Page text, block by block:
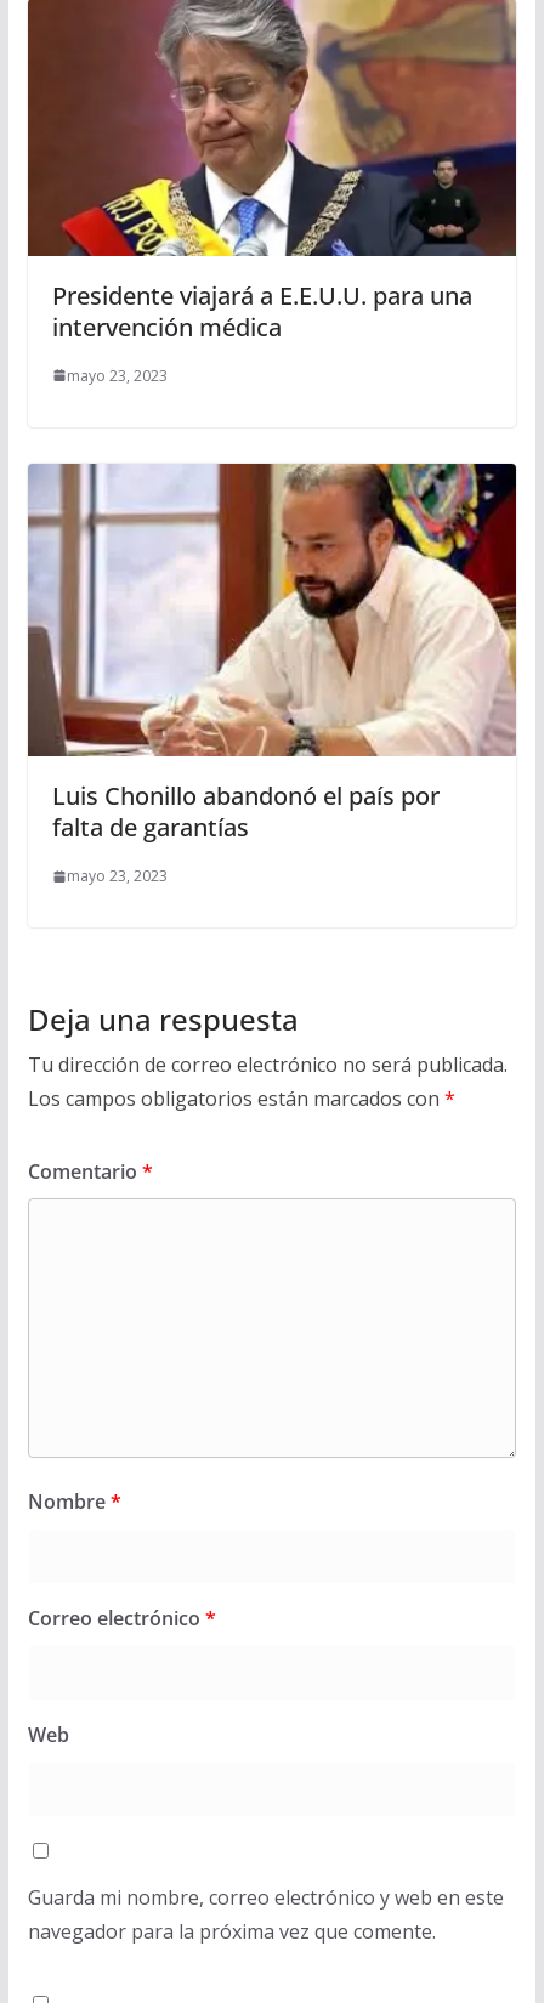
Presidente viajará a E.E.U.U. para una
intervención médica
mayo 23, 2023
Luis Chonillo abandonó el país por
falta de garantías
mayo 23, 2023
Deja una respuesta
Tu dirección de correo electrónico no será publicada.
Los campos obligatorios están marcados con *
Comentario *
Nombre*
Correo electrónico *
Web
Guarda mi nombre, correo electrónico y web en este
navegador para la próxima vez que comente.